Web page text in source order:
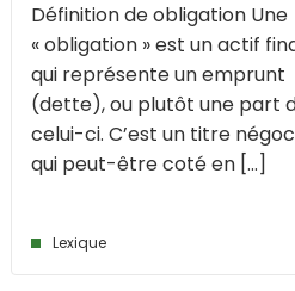
Définition de obligation Une
« obligation » est un actif
qui représente un emprunt
(dette), ou plutôt une part
celui-ci. C’est un titre
qui peut-être coté en [...]
Lexique